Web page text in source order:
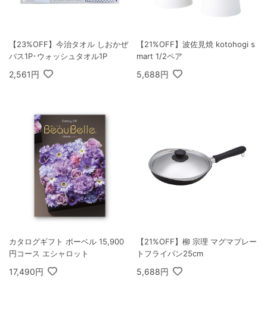
【23%OFF】今治タオル しおかぜ
バス1P･ウォッシュタオル1P
2,561円
【21%OFF】波佐見焼 kotohogi s
mart 1/2ペア
5,688円
カタログギフト ボーベル 15,900
円コース エシャロット
17,490円
【21%OFF】柳 宗理 マグマプレー
トフライパン25cm
5,688円